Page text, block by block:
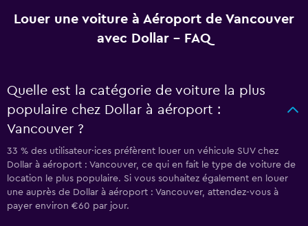
Louer une voiture à Aéroport de Vancouver
avec Dollar - FAQ
Quelle est la catégorie de voiture la plus
populaire chez Dollar à aéroport :
Vancouver ?
33 % des utilisateur·ices préfèrent louer un véhicule SUV chez
Dollar à aéroport : Vancouver, ce qui en fait le type de voiture de
location le plus populaire. Si vous souhaitez également en louer
une auprès de Dollar à aéroport : Vancouver, attendez-vous à
payer environ €60 par jour.